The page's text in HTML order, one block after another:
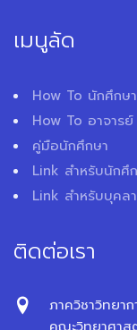
เมนูลัด
How To นักศึกษา
How To อาจารย์
คู่มือนักศึกษา
Link สำหรับนักศึ
Link สำหรับบุคล
ติดต่อเรา
ภาควิชาวิทยา